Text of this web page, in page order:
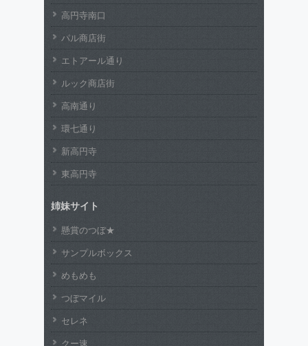
高円寺南口
パル商店街
エトアール通り
ルック商店街
高南通り
環七通り
新高円寺
東高円寺
姉妹サイト
懸賞のつぼ★
サンプルボックス
めもめも
つぼマイル
セレネ
クー速